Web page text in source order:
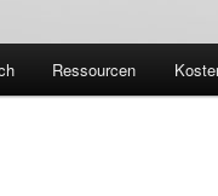
Ressourcen